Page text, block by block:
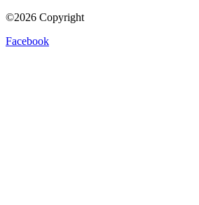
©2026 Copyright
Facebook